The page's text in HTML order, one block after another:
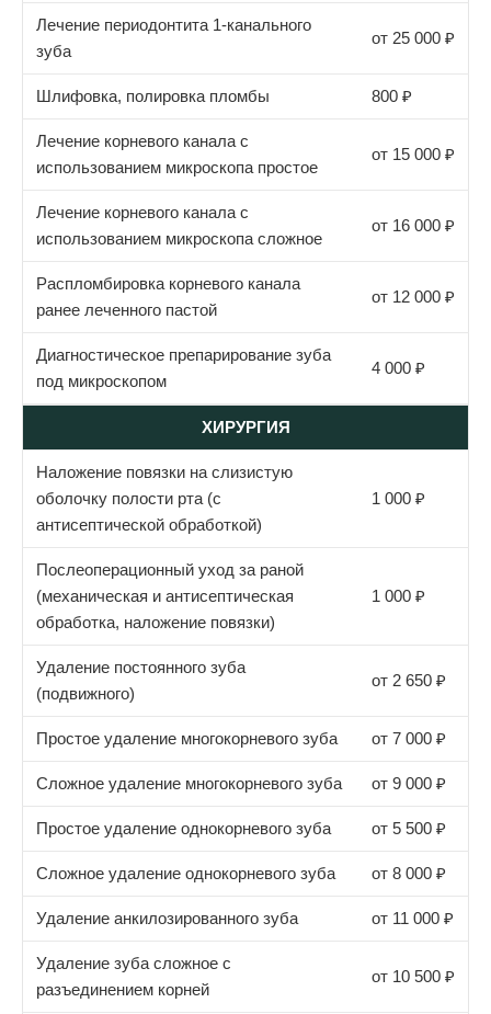
Лечение периодонтита 1-канального
зуба
от 25 000 ₽
Шлифовка, полировка пломбы 800 ₽
Лечение корневого канала с
использованием микроскопа простое
от 15 000 ₽
Лечение корневого канала с
использованием микроскопа сложное
от 16 000 ₽
Распломбировка корневого канала
ранее леченного пастой
от 12 000 ₽
Диагностическое препарирование зуба
под микроскопом
4 000 ₽
ХИРУРГИЯ
Наложение повязки на слизистую
оболочку полости рта (с
антисептической обработкой)
1 000 ₽
Послеоперационный уход за раной
(механическая и антисептическая
обработка, наложение повязки)
1 000 ₽
Удаление постоянного зуба
(подвижного)
от 2 650 ₽
Простое удаление многокорневого зуба от 7 000 ₽
Сложное удаление многокорневого зуба от 9 000 ₽
Простое удаление однокорневого зуба от 5 500 ₽
Сложное удаление однокорневого зуба от 8 000 ₽
Удаление анкилозированного зуба от 11 000 ₽
Удаление зуба сложное с
разъединением корней
от 10 500 ₽